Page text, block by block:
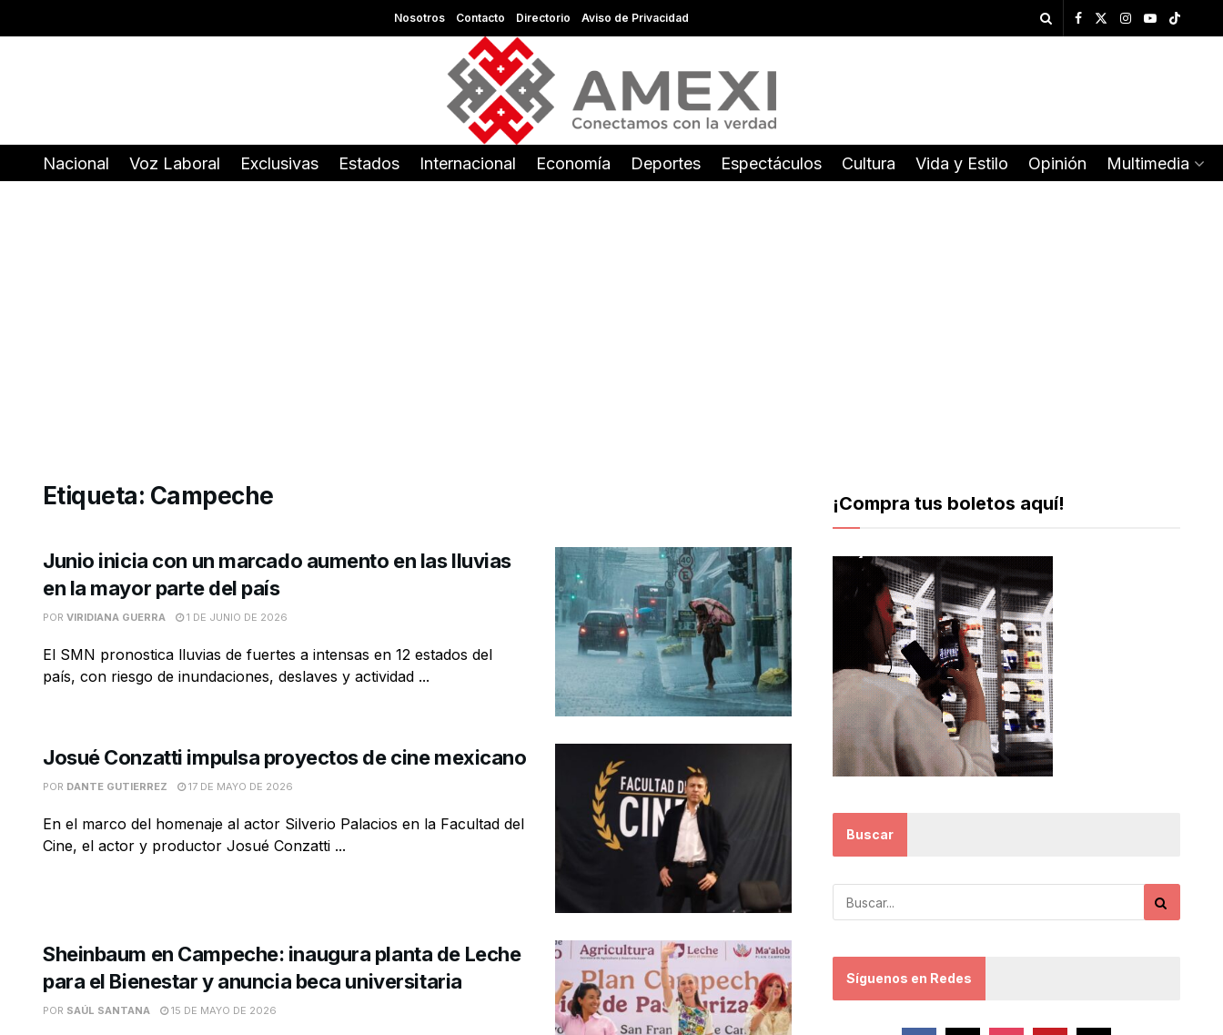
Nosotros Contacto Directorio Aviso de Privacidad
Nacional Voz Laboral Exclusivas Estados Internacional Economía Deportes Espectáculos Cultura Vida y Estilo Opinión Multimedia
Etiqueta: Campeche
Junio inicia con un marcado aumento en las lluvias
en la mayor parte del país
POR VIRIDIANA GUERRA 1 DE JUNIO DE 2026
El SMN pronostica lluvias de fuertes a intensas en 12 estados del
país, con riesgo de inundaciones, deslaves y actividad ...
Josué Conzatti impulsa proyectos de cine mexicano
POR DANTE GUTIERREZ 17 DE MAYO DE 2026
En el marco del homenaje al actor Silverio Palacios en la Facultad del
Cine, el actor y productor Josué Conzatti ...
Sheinbaum en Campeche: inaugura planta de Leche
para el Bienestar y anuncia beca universitaria
POR SAÚL SANTANA 15 DE MAYO DE 2026
¡Compra tus boletos aquí!
Buscar
Síguenos en Redes